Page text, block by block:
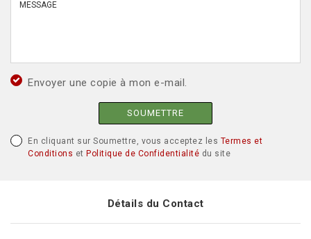
Envoyer une copie à mon e-mail.
SOUMETTRE
En cliquant sur Soumettre, vous acceptez les Termes et
Conditions et Politique de Confidentialité du site
Détails du Contact